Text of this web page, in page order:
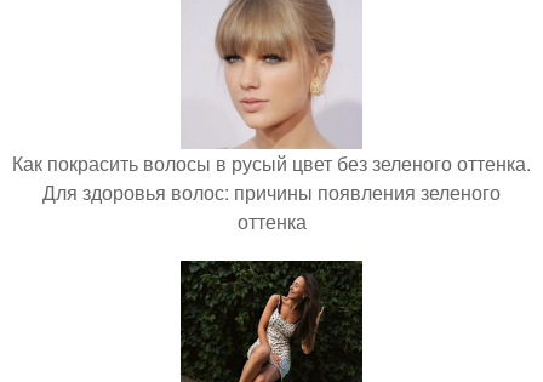
Как покрасить волосы в русый цвет без зеленого оттенка.
Для здоровья волос: причины появления зеленого
оттенка